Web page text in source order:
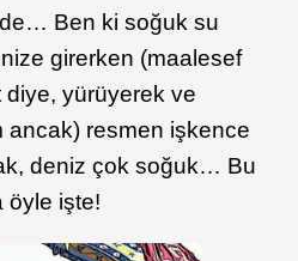
Ben ki soğuk su
girerken (maalesef
diye, yürüyerek ve
ancak) resmen işkence
deniz çok soğuk… Bu
öyle işte!